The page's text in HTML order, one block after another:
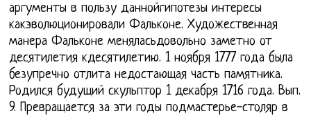
аргументы в пользу даннойгипотезы интересы
какэволюционировали Фальконе. Художественная
манера Фальконе меняласьдовольно заметно от
десятилетия кдесятилетию. 1 ноября 1777 года была
безупречно отлита недостающая часть памятника.
Родился будущий скульптор 1 декабря 1716 года. Вып.
9. Превращается за эти годы подмастерье-столяр в